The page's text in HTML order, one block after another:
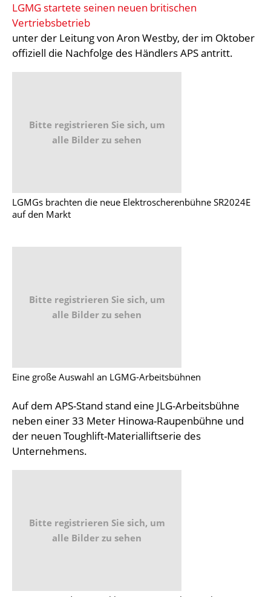
LGMG startete seinen neuen britischen
Vertriebsbetrieb
unter der Leitung von Aron Westby, der im Oktober
offiziell die Nachfolge des Händlers APS antritt.
Bitte registrieren Sie sich, um
alle Bilder zu sehen
LGMGs brachten die neue Elektroscherenbühne SR2024E
auf den Markt
Bitte registrieren Sie sich, um
alle Bilder zu sehen
Eine große Auswahl an LGMG-Arbeitsbühnen
Auf dem APS-Stand stand eine JLG-Arbeitsbühne
neben einer 33 Meter Hinowa-Raupenbühne und
der neuen Toughlift-Materialliftserie des
Unternehmens.
Bitte registrieren Sie sich, um
alle Bilder zu sehen